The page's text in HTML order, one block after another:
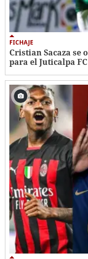
FICHAJE
Cristian Sacaza
para el Juticalpa FC